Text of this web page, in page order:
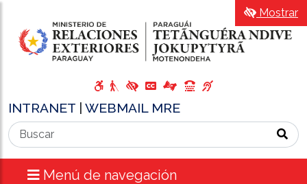
INTRANET WEBMAIL MRE
Menú de navegación
Mostrar